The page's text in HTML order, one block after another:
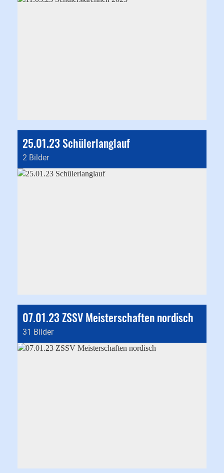
25.01.23 Schülerlanglauf
2 Bilder
07.01.23 ZSSV Meisterschaften nordisch
31 Bilder